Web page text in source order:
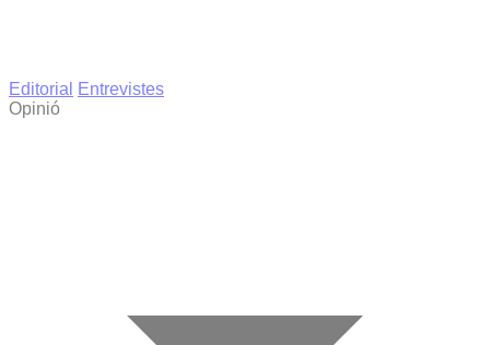
Editorial
Entrevistes
Opinió